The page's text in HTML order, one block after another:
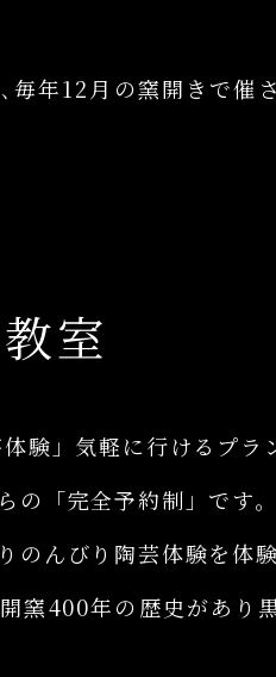
毎年12月の窯開きで催
室
験」気軽に行けるプラ
の「完全予約制」です
のんびり陶芸体験を体
開窯400年の歴史があ